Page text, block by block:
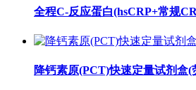
全程C-反应蛋白(hsCRP+常规
降钙素原(PCT)快速定量试剂盒(